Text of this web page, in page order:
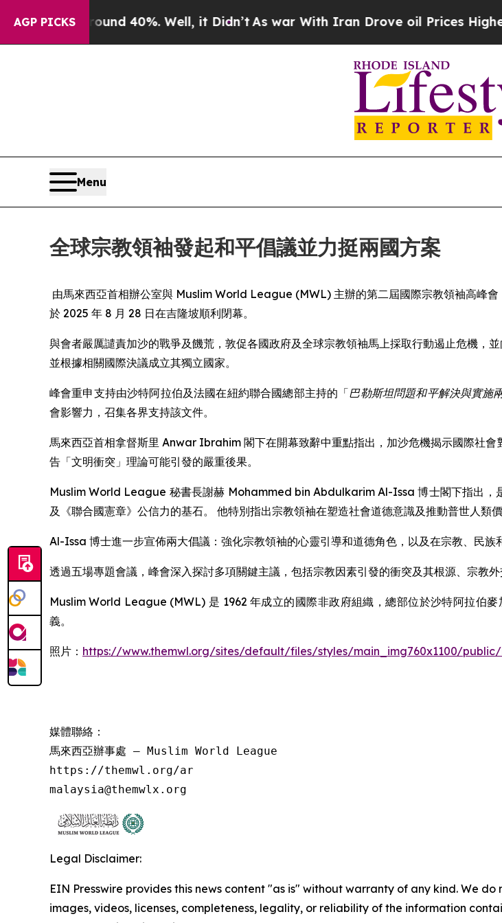
AGP PICKS
Floor Around 40%. Well, it Didn’tAs war With Iran Drove oil Prices Higher,
Menu
全球宗教領袖發起和平倡議並力挺兩國方案
由馬來西亞首相辦公室與 Muslim World League (MWL) 主辦的第二屆國際宗教領袖高峰
於 2025 年 8 月 28 日在吉隆坡順利閉幕。
與會者嚴厲譴責加沙的戰爭及饑荒，敦促各國政府及全球宗教領袖馬上採取行動遏止危機，
並根據相關國際決議成立其獨立國家。
峰會重申支持由沙特阿拉伯及法國在紐約聯合國總部主持的「巴勒斯坦問題和平解決與實施
會影響力，召集各界支持該文件。
馬來西亞首相拿督斯里 Anwar Ibrahim 閣下在開幕致辭中重點指出，加沙危機揭示國際社
告「文明衝突」理論可能引發的嚴重後果。
Muslim World League 秘書長謝赫 Mohammed bin Abdulkarim Al-Issa 博士閣下指出，
及《聯合國憲章》公信力的基石。 他特別指出宗教領袖在塑造社會道德意識及推動普世人類
Al-Issa 博士進一步宣佈兩大倡議：強化宗教領袖的心靈引導和道德角色，以及在宗教、民族
透過五場專題會議，峰會深入探討多項關鍵主議，包括宗教因素引發的衝突及其根源、宗教
Muslim World League (MWL) 是 1962 年成立的國際非政府組織，總部位於沙特阿拉伯
義。
照片： https://www.themwl.org/sites/default/files/styles/main_img760x1100/public/
媒體聯絡：
馬來西亞辦事處 – Muslim World League
https://themwl.org/ar
malaysia@themwlx.org
Legal Disclaimer:
EIN Presswire provides this news content "as is" without warranty of any kind. We
images, videos, licenses, completeness, legality, or reliability of the information